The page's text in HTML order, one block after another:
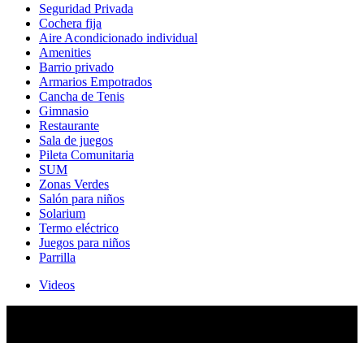
Seguridad Privada
Cochera fija
Aire Acondicionado individual
Amenities
Barrio privado
Armarios Empotrados
Cancha de Tenis
Gimnasio
Restaurante
Sala de juegos
Pileta Comunitaria
SUM
Zonas Verdes
Salón para niños
Solarium
Termo eléctrico
Juegos para niños
Parrilla
Videos